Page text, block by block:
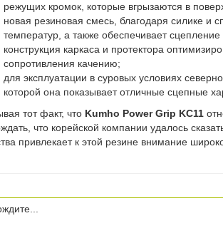
режущих кромок, которые вгрызаются в
новая резиновая смесь, благодаря силике и
температур, а также обеспечивает
конструкция каркаса и протектора
сопротивления качению;
для эксплуатации в суровых условиях
которой она показывает отличные сцепные
тот факт, что Kumho Power Grip KC11
что корейской компании удалось
привлекает к этой резине внимание